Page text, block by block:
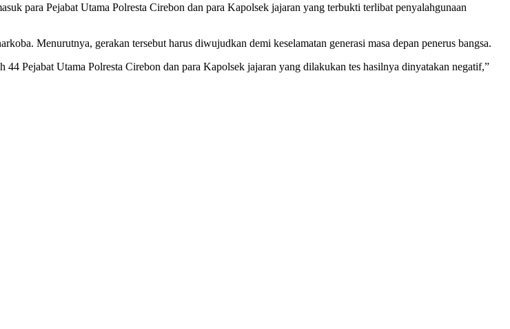
para Pejabat Utama Polresta Cirebon dan para Kapolsek jajaran yang terbukti terlibat penyalahgunaan
Menurutnya, gerakan tersebut harus diwujudkan demi keselamatan generasi masa depan penerus bangsa.
Pejabat Utama Polresta Cirebon dan para Kapolsek jajaran yang dilakukan tes hasilnya dinyatakan negatif,”